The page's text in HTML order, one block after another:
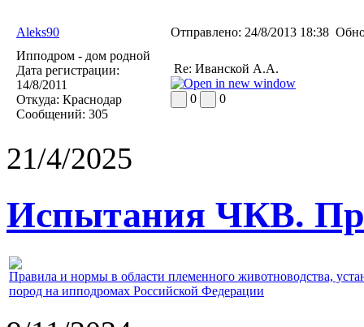
Aleks90 Отправлено: 24/8/2013 18:38
Ипподром - дом родной
Дата регистрации:
14/8/2011
Откуда: Краснодар
Сообщений: 305
Re: Иванской А.А.
0 0
21/4/2025
Испытания ЧКВ.
Правила и нормы в области племенного животноводства,
пород на ипподромах Российской Федерации